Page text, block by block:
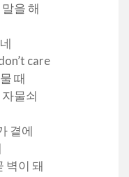
을 해
care
때
물쇠
곁에
벽이 돼